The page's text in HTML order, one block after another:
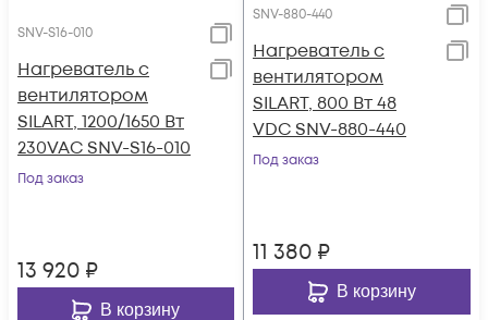
SNV-S16-010
Нагреватель с
вентилятором
SILART, 1200/1650 Вт
230VAC SNV-S16-010
Под заказ
13 920 ₽
В корзину
SNV-880-440
Нагреватель с
вентилятором
SILART, 800 Вт 48
VDC SNV-880-440
Под заказ
11 380 ₽
В корзину